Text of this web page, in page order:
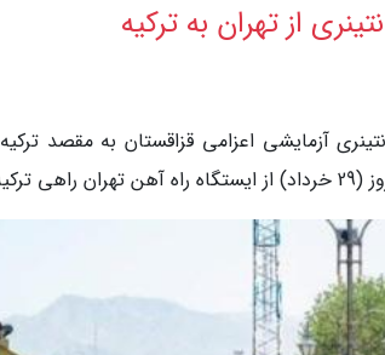
از تهران به ترکیه
آزمایشی اعزامی قزاقستان به مقصد
شد.